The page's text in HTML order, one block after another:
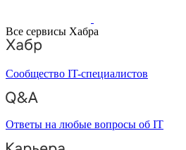
Все сервисы Хабра
Сообщество IT-специалистов
Ответы на любые вопросы об IT